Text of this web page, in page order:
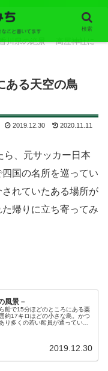
川県の絶景 －高屋神社に
ある天空の鳥
2019.12.30 2020.11.11
ら、元サッカー日本
国の名所を巡ってい
れていたある場所が
帰りに立ち寄ってみ
風景－
船で15分ほどのところにある粟
約17キロほどの小さな島。かつ
り多くの若い船員が通っていま
2019.12.30
検索